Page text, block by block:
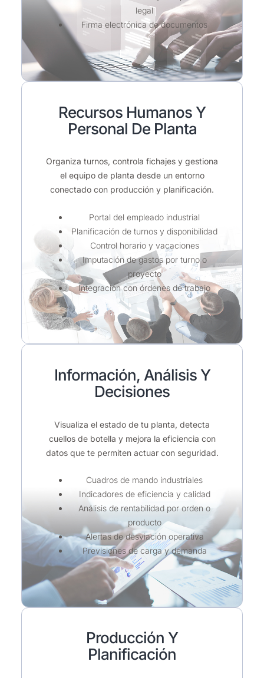
legal
Firma electrónica de documentos
Recursos Humanos Y
Personal De Planta
Organiza turnos, controla fichajes y gestiona
el equipo de planta desde un entorno
conectado con producción y planificación.
Portal del empleado industrial
Planificación de turnos y disponibilidad
Control horario y vacaciones
Imputación de gastos por turno o
proyecto
Integración con órdenes de trabajo
Información, Análisis Y
Decisiones
Visualiza el estado de tu planta, detecta
cuellos de botella y mejora la eficiencia con
datos que te permiten actuar con seguridad.
Cuadros de mando industriales
Indicadores de eficiencia y calidad
Análisis de rentabilidad por orden o
producto
Alertas de desviación operativa
Previsiones de carga y demanda
Producción Y
Planificación